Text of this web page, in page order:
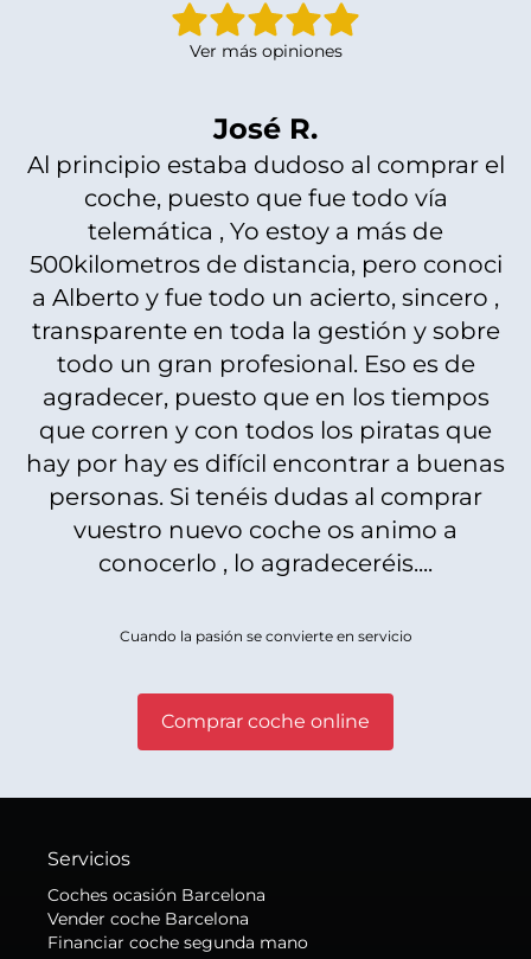
Ver más opiniones
José R.
Al principio estaba dudoso al comprar el
coche, puesto que fue todo vía
telemática , Yo estoy a más de
500kilometros de distancia, pero conoci
a Alberto y fue todo un acierto, sincero ,
transparente en toda la gestión y sobre
todo un gran profesional. Eso es de
agradecer, puesto que en los tiempos
que corren y con todos los piratas que
hay por hay es difícil encontrar a buenas
personas. Si tenéis dudas al comprar
vuestro nuevo coche os animo a
conocerlo , lo agradeceréis....
Cuando la pasión se convierte en servicio
Comprar coche online
Servicios
Coches ocasión Barcelona
Vender coche Barcelona
Financiar coche segunda mano